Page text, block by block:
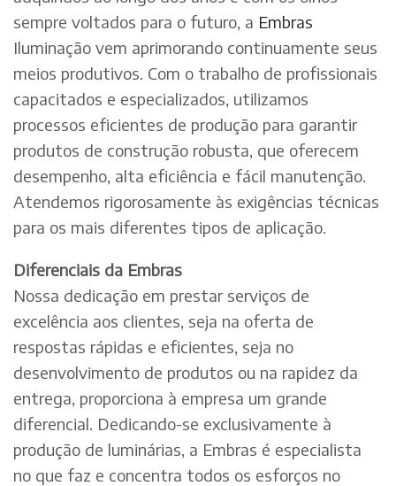
sempre voltados para o futuro, a Embras
Iluminação vem aprimorando continuamente seus
meios produtivos. Com o trabalho de profissionais
capacitados e especializados, utilizamos
processos eficientes de produção para garantir
produtos de construção robusta, que oferecem
desempenho, alta eficiência e fácil manutenção.
Atendemos rigorosamente às exigências técnicas
para os mais diferentes tipos de aplicação.
Diferenciais da Embras
Nossa dedicação em prestar serviços de
excelência aos clientes, seja na oferta de
respostas rápidas e eficientes, seja no
desenvolvimento de produtos ou na rapidez da
entrega, proporciona à empresa um grande
diferencial. Dedicando-se exclusivamente à
produção de luminárias, a Embras é especialista
no que faz e concentra todos os esforços no